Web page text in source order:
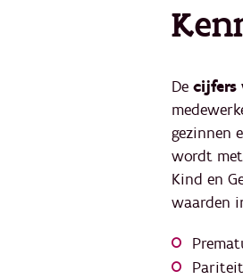
De cijfers
gezinnen
wordt
Kind en
waarden